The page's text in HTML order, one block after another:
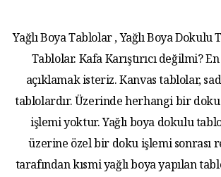
Yağlı Boya Tablolar , Yağlı Boya Dokulu
Tablolar. Kafa Karıştırıcı değilmi?
açıklamak isteriz. Kanvas tablolar,
tablolardır. Üzerinde herhangi bir doku
işlemi yoktur. Yağlı boya dokulu
üzerine özel bir doku işlemi sonrası
tarafından kısmi yağlı boya yapılan